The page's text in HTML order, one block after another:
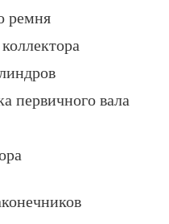
ремня
первичного вала